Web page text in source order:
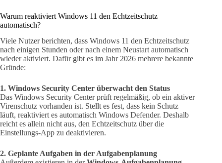
Warum reaktiviert Windows 11 den Echtzeitschutz
automatisch?
Viele Nutzer berichten, dass Windows 11 den Echtzeitschutz
nach einigen Stunden oder nach einem Neustart automatisch
wieder aktiviert. Dafür gibt es im Jahr 2026 mehrere bekannte
Gründe:
1. Windows Security Center überwacht den Status
Das Windows Security Center prüft regelmäßig, ob ein aktiver
Virenschutz vorhanden ist. Stellt es fest, dass kein Schutz
läuft, reaktiviert es automatisch Windows Defender. Deshalb
reicht es allein nicht aus, den Echtzeitschutz über die
Einstellungs-App zu deaktivieren.
2. Geplante Aufgaben in der Aufgabenplanung